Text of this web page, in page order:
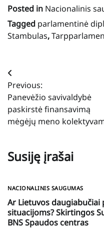
Posted in Nacionalinis
Tagged parlamentinė
Stambulas,
Navigacija
tarp
įrašų
Previous:
Panevėžio savivaldybė
paskirstė finansavimą
mėgėjų meno
Susiję įrašai
NACIONALINIS SAUGUMAS
Ar Lietuvos
situacijoms? Skirtingos
BNS Spaudos centras